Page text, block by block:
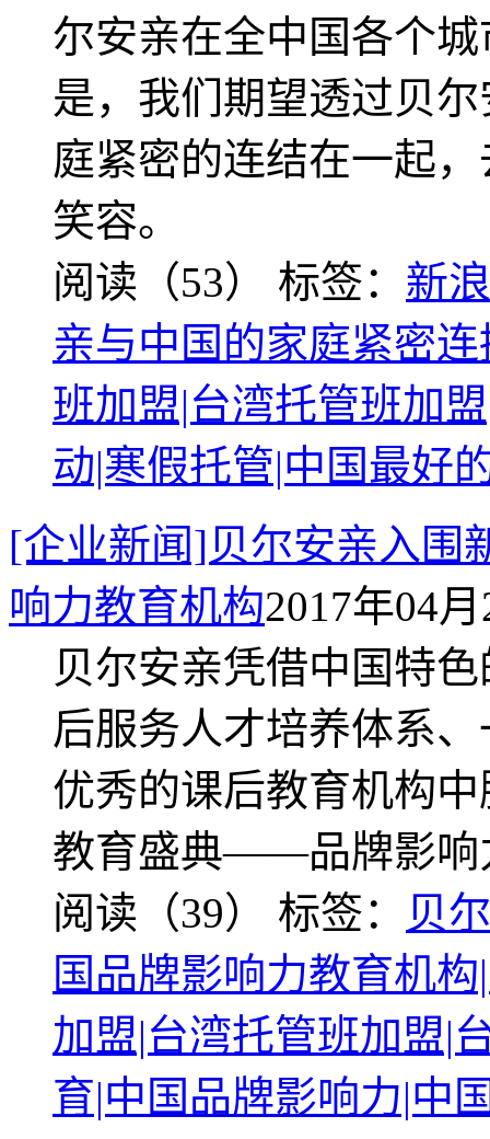
尔安亲在全中国各个
是，我们期望透过贝
庭紧密的连结在一起
笑容。
阅读（53） 标签： 新
亲与中国的家庭紧密
班加盟|台湾托管班加
动|寒假托管|中国最好
[企业新闻]贝尔安亲入围
响力教育机构2017年04
贝尔安亲凭借中国特
后服务人才培养体系
优秀的课后教育机构
教育盛典——品牌影响
阅读（39） 标签：
贝
国品牌影响力教育机
加盟|台湾托管班加盟|
育|中国品牌影响力|中